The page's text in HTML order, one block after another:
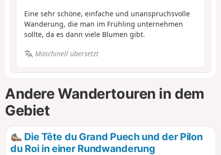
Eine sehr schöne, einfache und unanspruchsvolle
Wanderung, die man im Frühling unternehmen
sollte, da es dann viele Blumen gibt.
Maschinell übersetzt
Andere Wandertouren in dem
Gebiet
Die Tête du Grand Puech und der Pilon
du Roi in einer Rundwanderung